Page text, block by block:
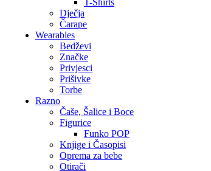
T-Shirts
Dječja
Čarape
Wearables
Bedževi
Značke
Privjesci
Prišivke
Torbe
Razno
Čaše, Šalice i Boce
Figurice
Funko POP
Knjige i Časopisi
Oprema za bebe
Otirači